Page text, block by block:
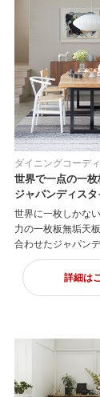
ダイニングコーデ
世界で一点の一
ジャパンディスタ
世界に一枚しかな
力の一枚板無垢天
合わせたジャパンデ
詳細は